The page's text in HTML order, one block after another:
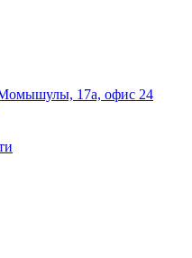
17а, офис 24